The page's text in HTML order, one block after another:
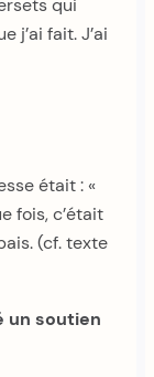
qui
j’ai fait. J’ai
était : «
fois, c’était
(cf. texte
un soutien